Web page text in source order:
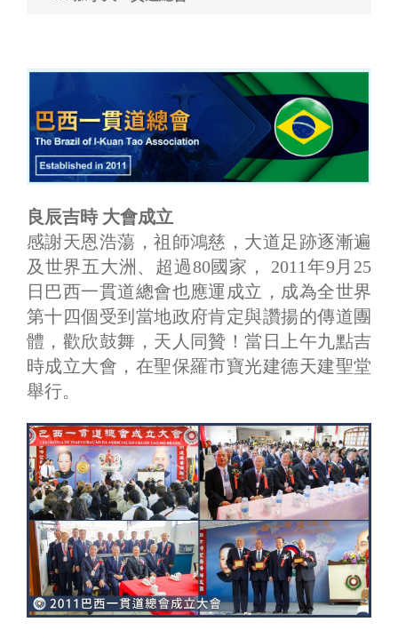
良辰吉時 大會成立
感謝天恩浩蕩，祖師鴻慈，大道足跡逐漸遍
及世界五大洲、超過80國家， 2011年9月25
日巴西一貫道總會也應運成立，成為全世界
第十四個受到當地政府肯定與讚揚的傳道團
體，歡欣鼓舞，天人同贊！當日上午九點吉
時成立大會，在聖保羅市寶光建德天建聖堂
舉行。